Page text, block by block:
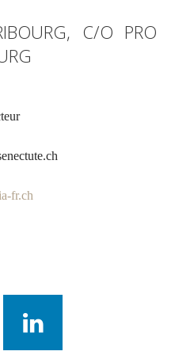
C/O PRO
fr.ch